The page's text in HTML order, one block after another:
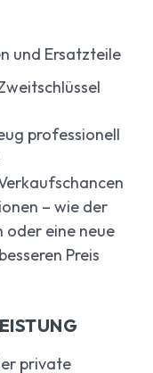
und Ersatzteile
professionell
– wie der
oder eine neue
Preis
private